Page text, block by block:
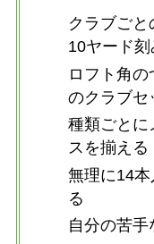
クラブご
10ヤード
ロフト角
のクラブセ
種類ごとに
スを揃える
無理に14
る
自分の苦